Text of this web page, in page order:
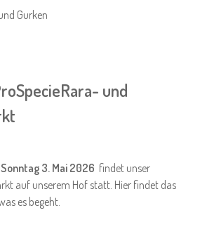
Gurken
und
3. Mai 2026 findet unser
auf unserem Hof statt. Hier findet das
es begeht.